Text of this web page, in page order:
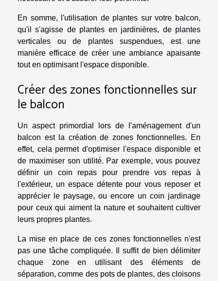
En somme, l'utilisation de plantes sur votre balcon,
qu'il s'agisse de plantes en jardinières, de plantes
verticales ou de plantes suspendues, est une
manière efficace de créer une ambiance apaisante
tout en optimisant l'espace disponible.
Créer des zones fonctionnelles sur
le balcon
Un aspect primordial lors de l'aménagement d'un
balcon est la création de zones fonctionnelles. En
effet, cela permet d'optimiser l'espace disponible et
de maximiser son utilité. Par exemple, vous pouvez
définir un coin repas pour prendre vos repas à
l'extérieur, un espace détente pour vous reposer et
apprécier le paysage, ou encore un coin jardinage
pour ceux qui aiment la nature et souhaitent cultiver
leurs propres plantes.
La mise en place de ces zones fonctionnelles n'est
pas une tâche compliquée. Il suffit de bien délimiter
chaque zone en utilisant des éléments de
séparation, comme des pots de plantes, des cloisons